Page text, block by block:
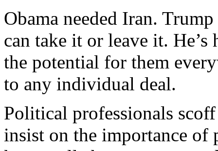
Obama needed Iran. Trump
can take it or leave it. He’s
the potential for them
to any individual deal.
Political professionals scoff
insist on the importance of